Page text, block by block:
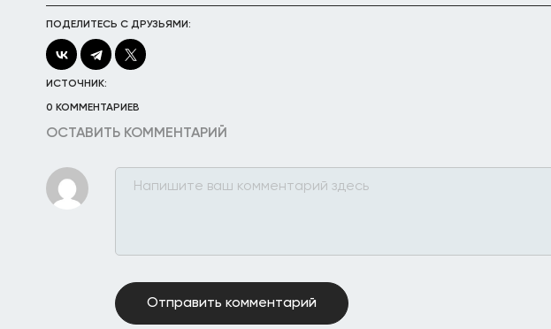
ПОДЕЛИТЕСЬ С ДРУЗЬЯМИ:
ИСТОЧНИК:
0 КОММЕНТАРИЕВ
ОСТАВИТЬ КОММЕНТАРИЙ